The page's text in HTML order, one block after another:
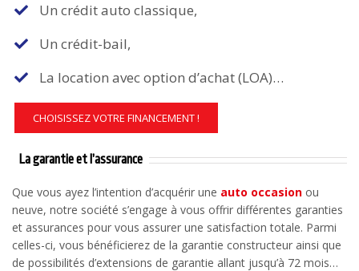
Un crédit auto classique,
Un crédit-bail,
La location avec option d’achat (LOA)…
CHOISISSEZ VOTRE FINANCEMENT !
La garantie et l’assurance
Que vous ayez l’intention d’acquérir une auto occasion ou
neuve, notre société s’engage à vous offrir différentes garanties
et assurances pour vous assurer une satisfaction totale. Parmi
celles-ci, vous bénéficierez de la garantie constructeur ainsi que
de possibilités d’extensions de garantie allant jusqu’à 72 mois…